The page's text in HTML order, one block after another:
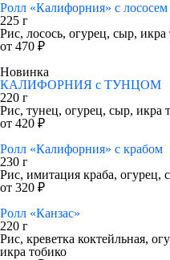
Ролл «Калифорния» с лососем
225 г
Рис, лосось, огурец, сыр, икра
от 470 ₽
Новинка
КАЛИФОРНИЯ с ТУНЦОМ
220 г
Рис, тунец, огурец, сыр, икра
от 420 ₽
Ролл «Калифорния» с крабом
230 г
Рис, имитация краба, огурец,
от 320 ₽
Ролл «Канзас»
220 г
Рис, креветка коктейльная,
икра тобико